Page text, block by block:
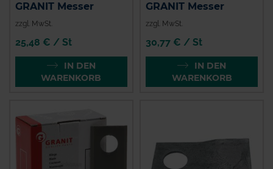
GRANIT Messer
zzgl. MwSt.
25,48 € / St
IN DEN
WARENKORB
GRANIT Messer
zzgl. MwSt.
30,77 € / St
IN DEN
WARENKORB